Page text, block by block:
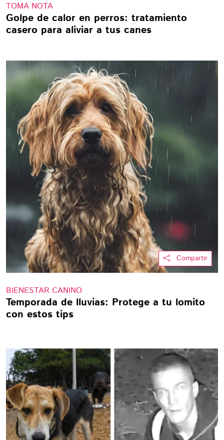
TOMA NOTA
Golpe de calor en perros: tratamiento
casero para aliviar a tus canes
Compartir
BIENESTAR CANINO
Temporada de lluvias: Protege a tu lomito
con estos tips